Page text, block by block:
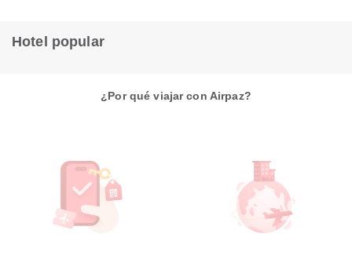
Hotel popular
¿Por qué viajar con Airpaz?